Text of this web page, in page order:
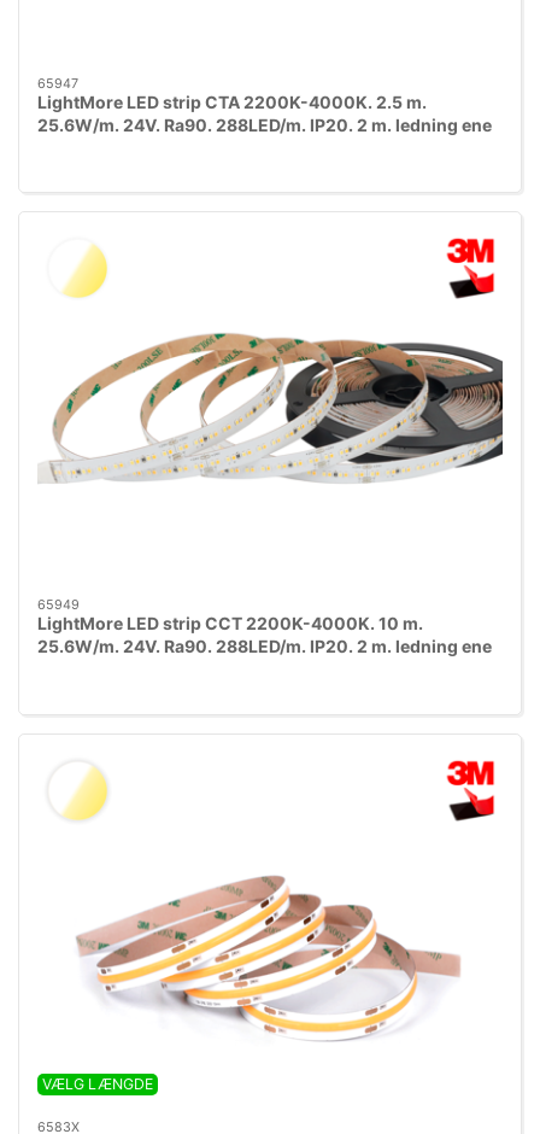
65947
LightMore LED strip CTA 2200K-4000K. 2.5 m.
25.6W/m. 24V. Ra90. 288LED/m. IP20. 2 m. ledning ene
65949
LightMore LED strip CCT 2200K-4000K. 10 m.
25.6W/m. 24V. Ra90. 288LED/m. IP20. 2 m. ledning ene
VÆLG LÆNGDE
6583X